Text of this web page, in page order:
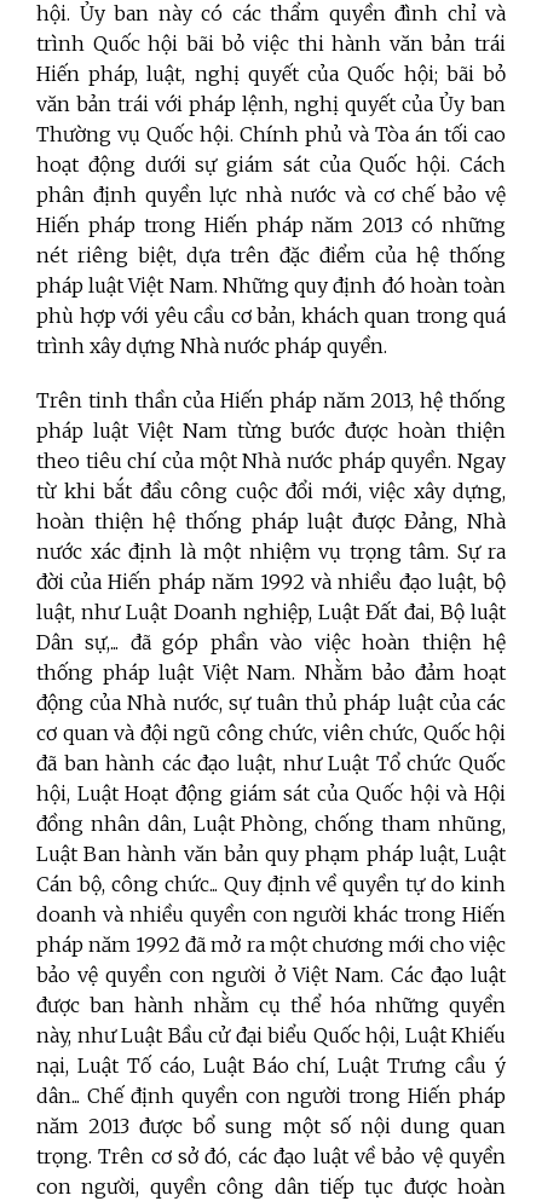
hội. Ủy ban này có các thẩm quyền đình chỉ và
trình Quốc hội bãi bỏ việc thi hành văn bản trái
Hiến pháp, luật, nghị quyết của Quốc hội; bãi bỏ
văn bản trái với pháp lệnh, nghị quyết của Ủy ban
Thường vụ Quốc hội. Chính phủ và Tòa án tối cao
hoạt động dưới sự giám sát của Quốc hội. Cách
phân định quyền lực nhà nước và cơ chế bảo vệ
Hiến pháp trong Hiến pháp năm 2013 có những
nét riêng biệt, dựa trên đặc điểm của hệ thống
pháp luật Việt Nam. Những quy định đó hoàn toàn
phù hợp với yêu cầu cơ bản, khách quan trong quá
trình xây dựng Nhà nước pháp quyền.
Trên tinh thần của Hiến pháp năm 2013, hệ thống
pháp luật Việt Nam từng bước được hoàn thiện
theo tiêu chí của một Nhà nước pháp quyền. Ngay
từ khi bắt đầu công cuộc đổi mới, việc xây dựng,
hoàn thiện hệ thống pháp luật được Đảng, Nhà
nước xác định là một nhiệm vụ trọng tâm. Sự ra
đời của Hiến pháp năm 1992 và nhiều đạo luật, bộ
luật, như Luật Doanh nghiệp, Luật Đất đai, Bộ luật
Dân sự,... đã góp phần vào việc hoàn thiện hệ
thống pháp luật Việt Nam. Nhằm bảo đảm hoạt
động của Nhà nước, sự tuân thủ pháp luật của các
cơ quan và đội ngũ công chức, viên chức, Quốc hội
đã ban hành các đạo luật, như Luật Tổ chức Quốc
hội, Luật Hoạt động giám sát của Quốc hội và Hội
đồng nhân dân, Luật Phòng, chống tham nhũng,
Luật Ban hành văn bản quy phạm pháp luật, Luật
Cán bộ, công chức... Quy định về quyền tự do kinh
doanh và nhiều quyền con người khác trong Hiến
pháp năm 1992 đã mở ra một chương mới cho việc
bảo vệ quyền con người ở Việt Nam. Các đạo luật
được ban hành nhằm cụ thể hóa những quyền
này, như Luật Bầu cử đại biểu Quốc hội, Luật Khiếu
nại, Luật Tố cáo, Luật Báo chí, Luật Trưng cầu ý
dân... Chế định quyền con người trong Hiến pháp
năm 2013 được bổ sung một số nội dung quan
trọng. Trên cơ sở đó, các đạo luật về bảo vệ quyền
con người, quyền công dân tiếp tục được hoàn